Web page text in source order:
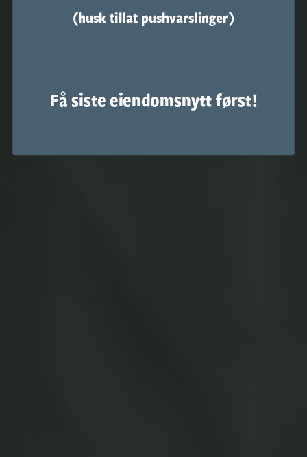
2. MARS 2023
(husk tillat pushvarslinger)
Få siste eiendomsnytt først!